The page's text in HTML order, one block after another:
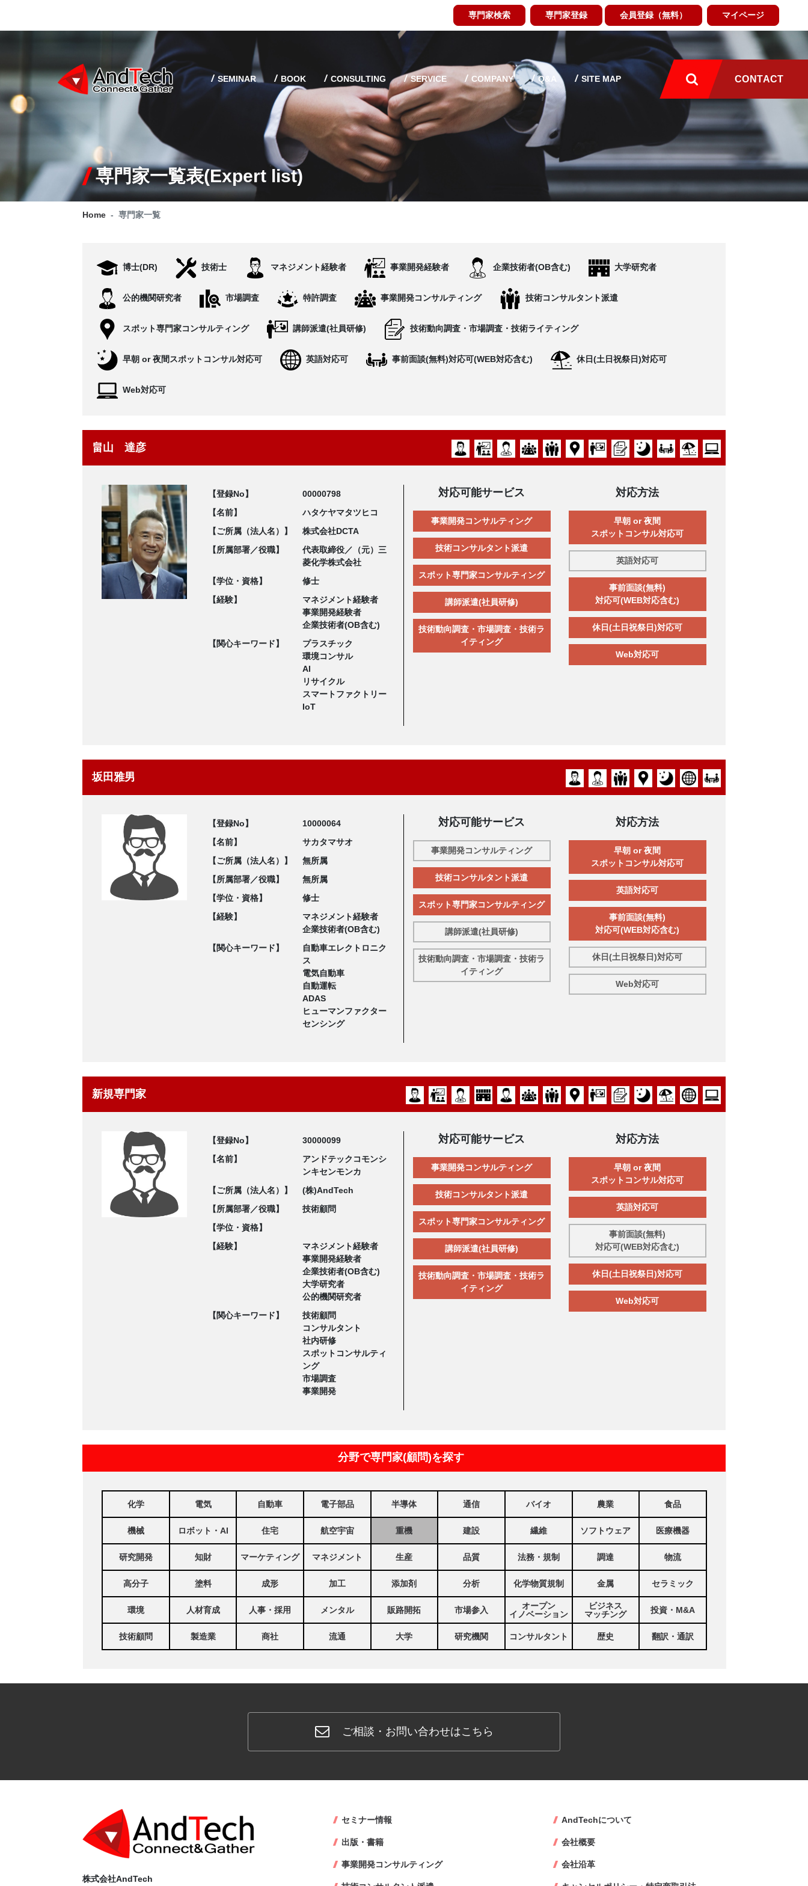
専門家検索 専門家登録 会員登録（無料） マイページ
SEMINAR BOOK CONSULTING SERVICE COMPANY Q&A SITE MAP CONTACT
専門家一覧表(Expert list)
Home 専門家一覧
博士(DR) 技術士 マネジメント経験者 事業開発経験者 企業技術者(OB含む) 大学研究者
公的機関研究者 市場調査 特許調査 事業開発コンサルティング 技術コンサルタント派遣
スポット専門家コンサルティング 講師派遣(社員研修) 技術動向調査・市場調査・技術ライティング
早朝 or 夜間スポットコンサル対応可 英語対応可 事前面談(無料)対応可(WEB対応含む) 休日(土日祝祭日)対応可
Web対応可
畠山 達彦
【登録No】
00000798
【名前】
ハタケヤマタツヒコ
【ご所属（法人名）】
株式会社DCTA
【所属部署／役職】
代表取締役／（元）三
菱化学株式会社
【学位・資格】
修士
【経験】
マネジメント経験者
事業開発経験者
企業技術者(OB含む)
【関心キーワード】
プラスチック
環境コンサル
AI
リサイクル
スマートファクトリー
IoT
対応可能サービス
事業開発コンサルティング
技術コンサルタント派遣
スポット専門家コンサルティング
講師派遣(社員研修)
技術動向調査・市場調査・技術ラ
イティング
対応方法
早朝 or 夜間
スポットコンサル対応可
英語対応可
事前面談(無料)
対応可(WEB対応含む)
休日(土日祝祭日)対応可
Web対応可
坂田雅男
【登録No】
10000064
【名前】
サカタマサオ
【ご所属（法人名）】
無所属
【所属部署／役職】
無所属
【学位・資格】
修士
【経験】
マネジメント経験者
企業技術者(OB含む)
【関心キーワード】
自動車エレクトロニク
ス
電気自動車
自動運転
ADAS
ヒューマンファクター
センシング
対応可能サービス
事業開発コンサルティング
技術コンサルタント派遣
スポット専門家コンサルティング
講師派遣(社員研修)
技術動向調査・市場調査・技術ラ
イティング
対応方法
早朝 or 夜間
スポットコンサル対応可
英語対応可
事前面談(無料)
対応可(WEB対応含む)
休日(土日祝祭日)対応可
Web対応可
新規専門家
【登録No】
30000099
【名前】
アンドテックコモンシ
ンキセンモンカ
【ご所属（法人名）】
(株)AndTech
【所属部署／役職】
技術顧問
【学位・資格】
【経験】
マネジメント経験者
事業開発経験者
企業技術者(OB含む)
大学研究者
公的機関研究者
【関心キーワード】
技術顧問
コンサルタント
社内研修
スポットコンサルティ
ング
市場調査
事業開発
対応可能サービス
事業開発コンサルティング
技術コンサルタント派遣
スポット専門家コンサルティング
講師派遣(社員研修)
技術動向調査・市場調査・技術ラ
イティング
対応方法
早朝 or 夜間
スポットコンサル対応可
英語対応可
事前面談(無料)
対応可(WEB対応含む)
休日(土日祝祭日)対応可
Web対応可
分野で専門家(顧問)を探す
化学 電気 自動車 電子部品 半導体 通信 バイオ 農業 食品
機械 ロボット・AI 住宅 航空宇宙 重機 建設 繊維 ソフトウェア 医療機器
研究開発 知財 マーケティング マネジメント 生産 品質 法務・規制 調達 物流
高分子 塗料 成形 加工 添加剤 分析 化学物質規制 金属 セラミック
環境 人材育成 人事・採用 メンタル 販路開拓 市場参入
オープン
イノベーション
ビジネス
マッチング
投資・M&A
技術顧問 製造業 商社 流通 大学 研究機関 コンサルタント 歴史 翻訳・通訳
ご相談・お問い合わせはこちら
株式会社AndTech
セミナー情報
出版・書籍
事業開発コンサルティング
AndTechについて
会社概要
会社沿革